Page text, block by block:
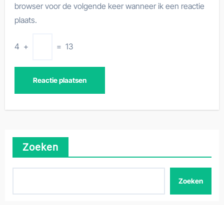
browser voor de volgende keer wanneer ik een reactie
plaats.
4 + = 13
Zoeken
Zoeken